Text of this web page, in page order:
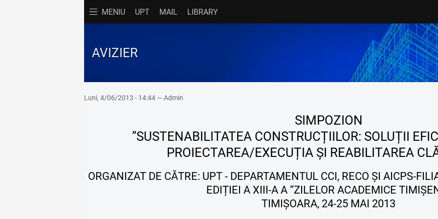
MENIU UPT MAIL LIBRARY
Acasă
Practică
Taxe
DEPARTAMENTE
CCTFC
Buletinul Științific Construcții
AVIZIER
Luni, 4/06/2013 - 14:44 — Admin
SIMPOZION
”SUSTENABILITATEA CONSTRUCȚIILOR: SOLUȚII
PROIECTAREA/EXECUȚIA ȘI REABILITAREA
ORGANIZAT DE CĂTRE: UPT - DEPARTAMENTUL CCI, RECO ȘI AICPS-
EDIȚIEI A XIII-A A “ZILELOR ACADEMICE
TIMIȘOARA, 24-25 MAI 2013